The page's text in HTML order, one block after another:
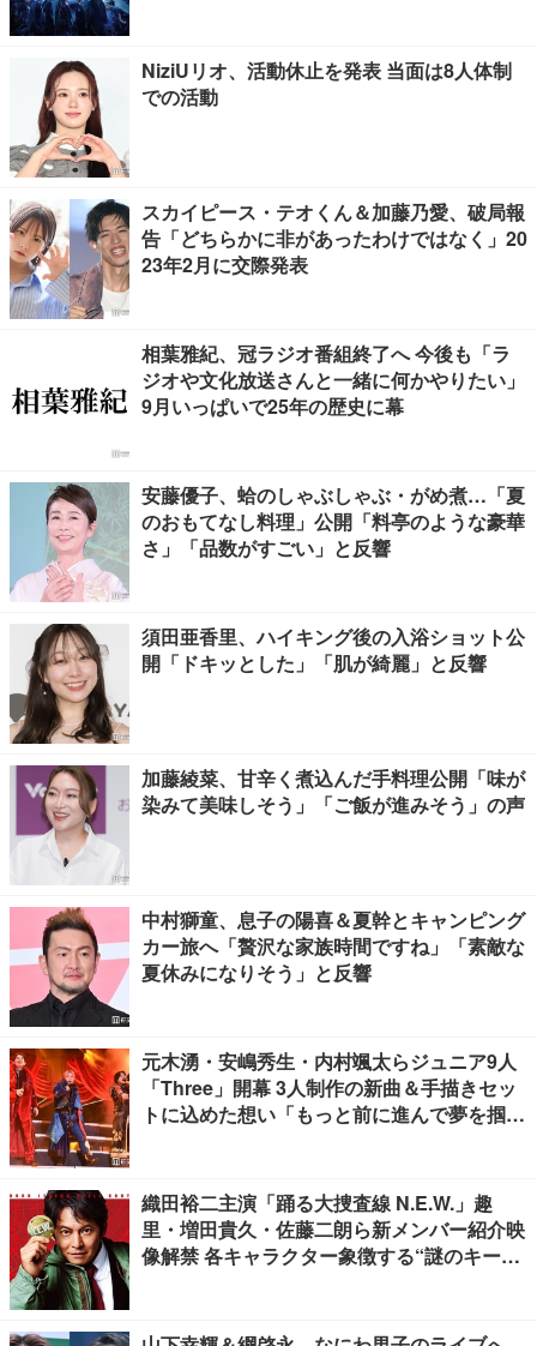
NiziUリオ、活動休止を発表 当面は8人体制
での活動
スカイピース・テオくん＆加藤乃愛、破局報
告「どちらかに非があったわけではなく」20
23年2月に交際発表
相葉雅紀、冠ラジオ番組終了へ 今後も「ラ
ジオや文化放送さんと一緒に何かやりたい」
9月いっぱいで25年の歴史に幕
安藤優子、蛤のしゃぶしゃぶ・がめ煮…「夏
のおもてなし料理」公開「料亭のような豪華
さ」「品数がすごい」と反響
須田亜香里、ハイキング後の入浴ショット公
開「ドキッとした」「肌が綺麗」と反響
加藤綾菜、甘辛く煮込んだ手料理公開「味が
染みて美味しそう」「ご飯が進みそう」の声
中村獅童、息子の陽喜＆夏幹とキャンピング
カー旅へ「贅沢な家族時間ですね」「素敵な
夏休みになりそう」と反響
元木湧・安嶋秀生・内村颯太らジュニア9人
「Three」開幕 3人制作の新曲＆手描きセッ
トに込めた想い「もっと前に進んで夢を掴み
織田裕二主演「踊る大捜査線 N.E.W.」趣
里・増田貴久・佐藤二朗ら新メンバー紹介映
像解禁 各キャラクター象徴する“謎のキーワ